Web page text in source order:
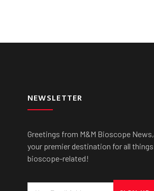
NEWSLETTER
Greetings from M&M Bioscope News,
your premier destination for all things
bioscope-related!